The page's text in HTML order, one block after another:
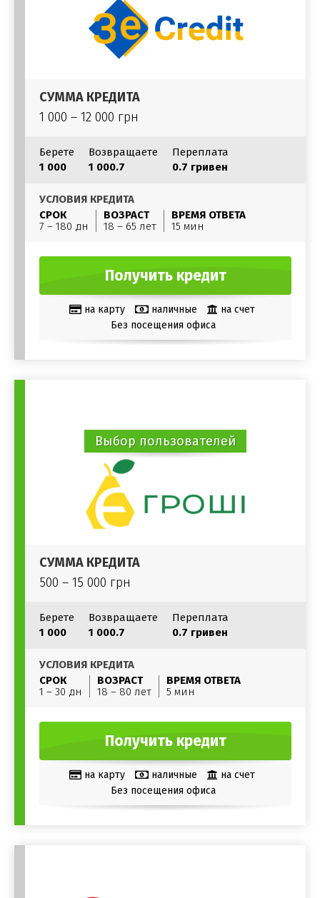
СУММА КРЕДИТА
1 000 – 12 000 грн
Берете
1 000
Возвращаете
1 000.7
Переплата
0.7 гривен
УСЛОВИЯ КРЕДИТА
СРОК
7 – 180 дн
ВОЗРАСТ
18 – 65 лет
ВРЕМЯ ОТВЕТА
15 мин
Получить кредит
на карту наличные
на счет
Без посещения офиса
Выбор пользователей
СУММА КРЕДИТА
500 – 15 000 грн
Берете
1 000
Возвращаете
1 000.7
Переплата
0.7 гривен
УСЛОВИЯ КРЕДИТА
СРОК
1 – 30 дн
ВОЗРАСТ
18 – 80 лет
ВРЕМЯ ОТВЕТА
5 мин
Получить кредит
на карту наличные
на счет
Без посещения офиса